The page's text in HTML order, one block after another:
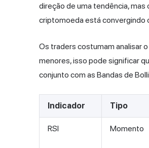
direção de uma tendência,
criptomoeda está convergindo
Os traders costumam analisar
menores, isso pode significar
conjunto com as Bandas de
Indicador Tipo
RSI Momento